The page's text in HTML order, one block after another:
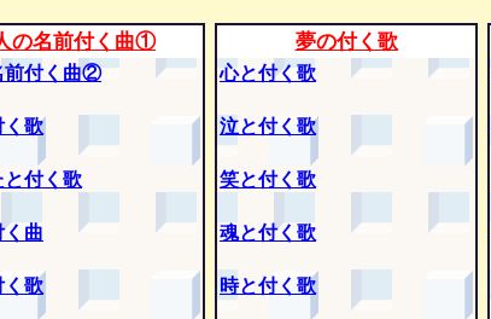
の名前付く曲①
前付く曲②
く歌
と付く歌
く曲
く歌
夢の付く歌
心と付く歌
泣と付く歌
笑と付く歌
魂と付く歌
時と付く歌